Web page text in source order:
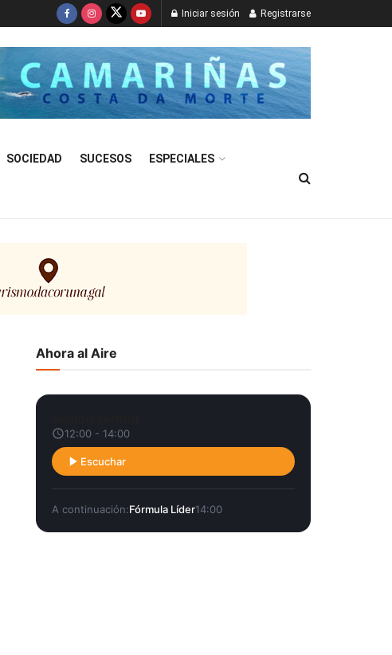
Iniciar sesión Registrarse
SOCIEDAD SUCESOS ESPECIALES
Ahora al Aire
12:00 - 14:00
Escuchar
A continuación:Fórmula Líder14:00